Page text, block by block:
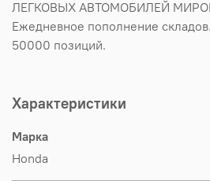
ЛЕГКОВЫХ АВТОМОБИЛЕЙ
Ежедневное пополнение
50000 позиций.
Характеристики
Марка
Honda